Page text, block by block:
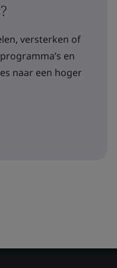
versterken of
en
naar een hoger